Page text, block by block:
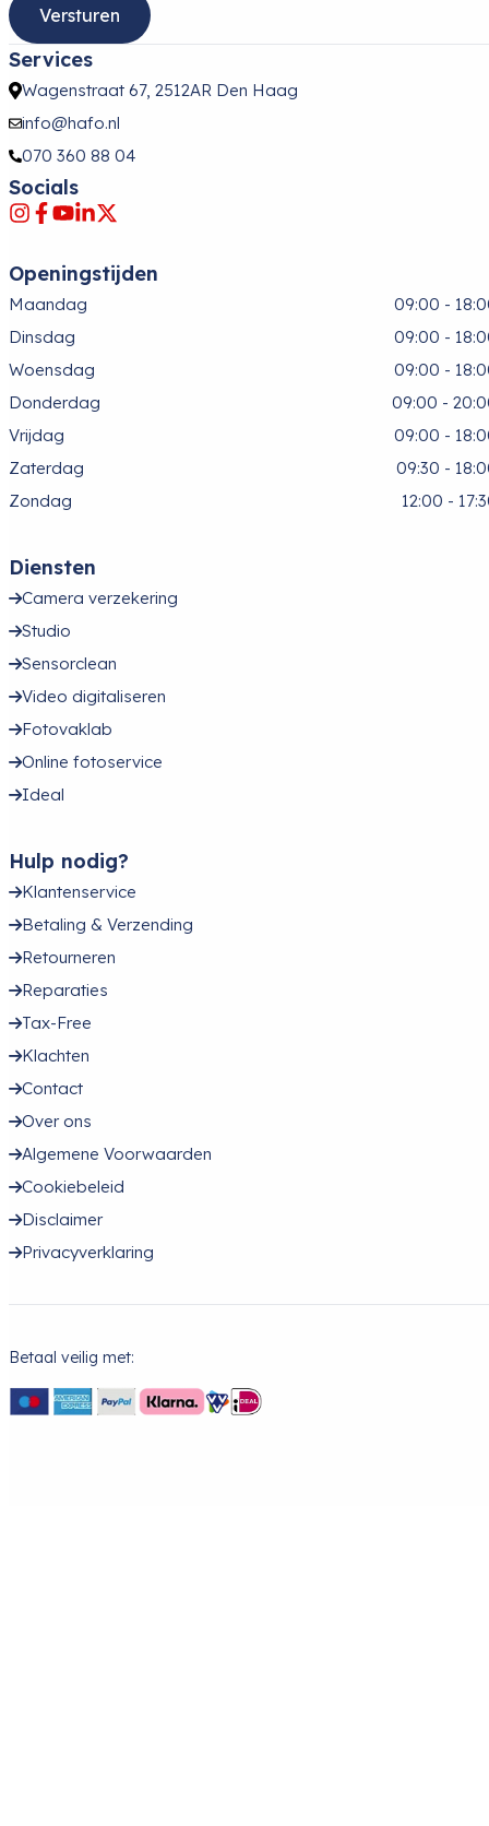
Services
Wagenstraat 67, 2512AR Den Haag
info@hafo.nl
070 360 88 04
Socials
Openingstijden
Maandag
09:00 -
Dinsdag
09:00 -
Woensdag
09:00 -
Donderdag
09:00 -
Vrijdag
09:00 -
Zaterdag
09:30 -
Zondag
12:00 -
Diensten
Camera verzekering
Studio
Sensorclean
Video digitaliseren
Fotovaklab
Online fotoservice
Ideal
Hulp nodig?
Klantenservice
Betaling & Verzending
Retourneren
Reparaties
Tax-Free
Klachten
Contact
Over ons
Algemene Voorwaarden
Cookiebeleid
Disclaimer
Privacyverklaring
Betaal veilig met: